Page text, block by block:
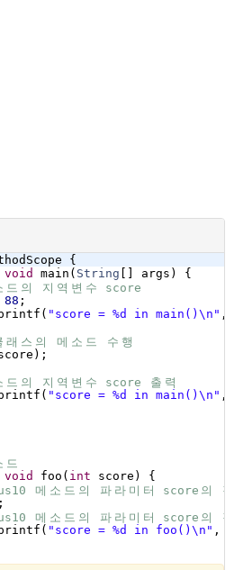
{
void main ( String args ) {
드 의 지 역 변 수
score
88 ;
( "score = %d in main()\n" ,
래 스 의 메 소 드 수 행
);
드 의 지 역 변 수 score 출 력
( "score = %d in main()\n" ,
드
void foo ( int score ) {
메 소 드 의 파 라 미 터 score 의
값
;
메 소 드 의 파 라 미 터 score 의
값
( "score = %d in foo()\n" ,